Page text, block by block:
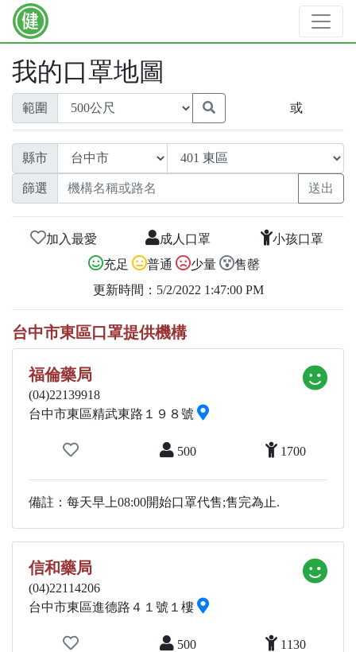
我的口罩地圖
範圍 或
縣市
篩選
加入最愛 成人口罩
小孩口罩
充足
普通 少量
售罄
更新時間：5/2/2022 1:47:00 PM
台中市東區口罩提供機構
福倫藥局
(04)22139918
台中市東區精武東路１９８號
500 1700
備註：每天早上08:00開始口罩代售;售完為止.
信和藥局
(04)22114206
台中市東區進德路４１號１樓
500 1130